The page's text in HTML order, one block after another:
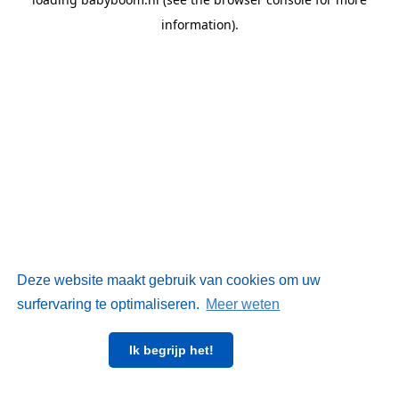
Deze website maakt gebruik van cookies om uw
surfervaring te optimaliseren. Meer weten
Ik begrijp het!
information).